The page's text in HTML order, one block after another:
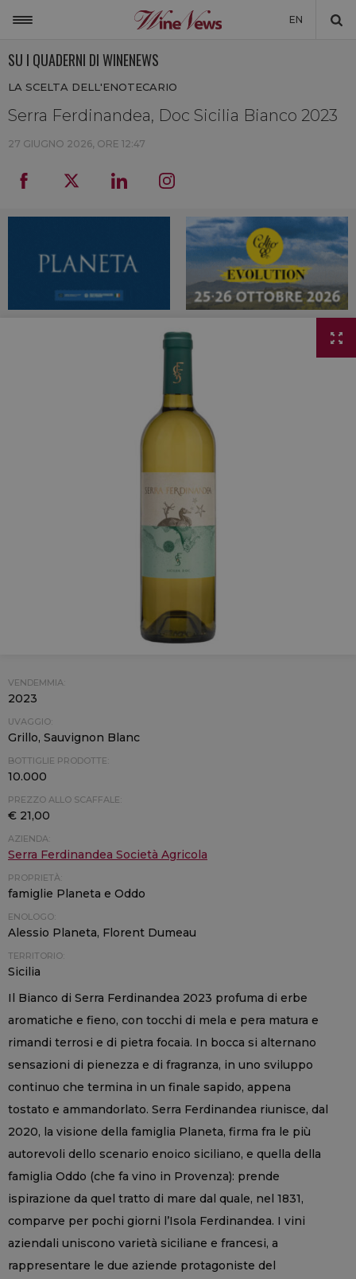
EN
MONDO
NON SOLO VINO
LA CANTINA DI WINENEWS
DICONO DI NOI
WINENEWS TV
SU I QUADERNI DI WINENEWS
LA SCELTA DELL'ENOTECARIO
Serra Ferdinandea, Doc Sicilia Bianco 2023
27 GIUGNO 2026, ORE 12:47
VENDEMMIA:
2023
UVAGGIO:
Grillo, Sauvignon Blanc
BOTTIGLIE PRODOTTE:
10.000
PREZZO ALLO SCAFFALE:
€ 21,00
AZIENDA:
Serra Ferdinandea Società Agricola
PROPRIETÀ:
famiglie Planeta e Oddo
ENOLOGO:
Alessio Planeta, Florent Dumeau
TERRITORIO:
Sicilia
Il Bianco di Serra Ferdinandea 2023 profuma di erbe
aromatiche e fieno, con tocchi di mela e pera matura e
rimandi terrosi e di pietra focaia. In bocca si alternano
sensazioni di pienezza e di fragranza, in uno sviluppo
continuo che termina in un finale sapido, appena
tostato e ammandorlato. Serra Ferdinandea riunisce, dal
2020, la visione della famiglia Planeta, firma fra le più
autorevoli dello scenario enoico siciliano, e quella della
famiglia Oddo (che fa vino in Provenza): prende
ispirazione da quel tratto di mare dal quale, nel 1831,
comparve per pochi giorni l’Isola Ferdinandea. I vini
aziendali uniscono varietà siciliane e francesi, a
rappresentare le due aziende protagoniste del